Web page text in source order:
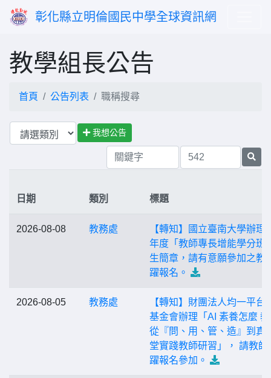
彰化縣立明倫國民中學全球資訊網
教學組長公告
首頁 公告列表 職稱搜尋
我想公告
日期 類別 標題
2026-08-08 教務處
【轉知】國立臺南大學辦理
年度「教師專長增能學分班
生簡章，請有意願參加之教
躍報名。
2026-08-05 教務處
【轉知】財團法人均一平台
基金會辦理「AI 素養怎麼
從『問、用、管、造』到真
堂實踐教師研習」， 請教師
躍報名參加。